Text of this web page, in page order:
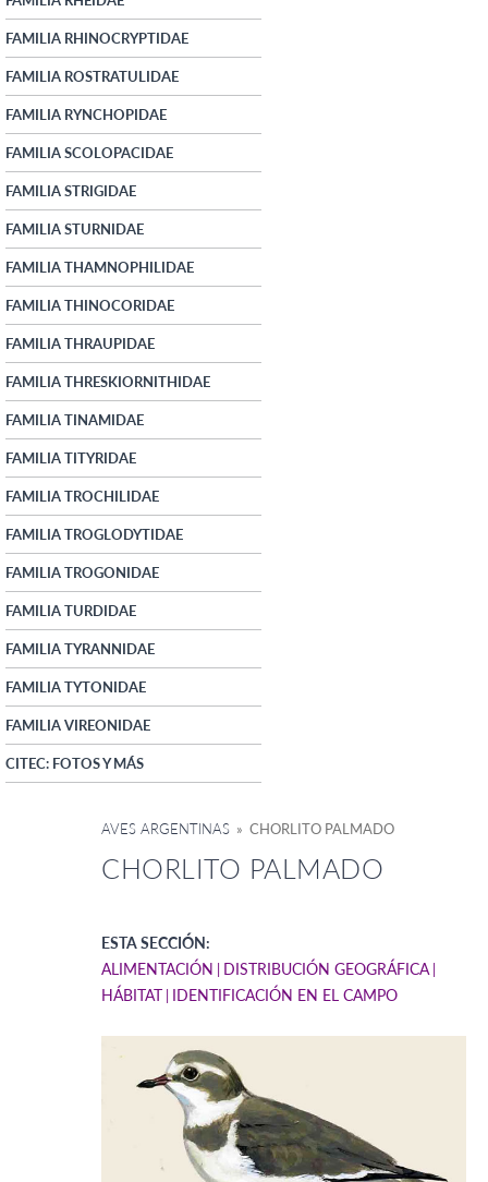
FAMILIA RHINOCRYPTIDAE
FAMILIA ROSTRATULIDAE
FAMILIA RYNCHOPIDAE
FAMILIA SCOLOPACIDAE
FAMILIA STRIGIDAE
FAMILIA STURNIDAE
FAMILIA THAMNOPHILIDAE
FAMILIA THINOCORIDAE
FAMILIA THRAUPIDAE
FAMILIA THRESKIORNITHIDAE
FAMILIA TINAMIDAE
FAMILIA TITYRIDAE
FAMILIA TROCHILIDAE
FAMILIA TROGLODYTIDAE
FAMILIA TROGONIDAE
FAMILIA TURDIDAE
FAMILIA TYRANNIDAE
FAMILIA TYTONIDAE
FAMILIA VIREONIDAE
CITEC: FOTOS Y MÁS
AVES ARGENTINAS » CHORLITO PALMADO
CHORLITO PALMADO
ESTA SECCIÓN:
ALIMENTACIÓN
DISTRIBUCIÓN GEOGRÁFICA
HÁBITAT IDENTIFICACIÓN EN EL CAMPO